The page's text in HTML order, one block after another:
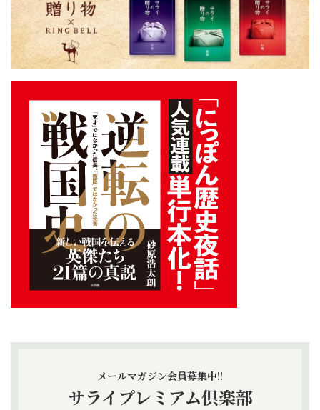
メールマガジン会員募集中!!
サライプレミアム倶楽部